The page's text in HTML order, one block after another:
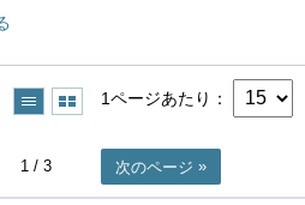
1ページあたり
1 / 3 次のページ